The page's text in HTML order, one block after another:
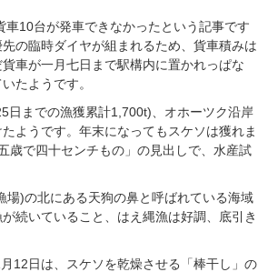
10台が発車できなかったという記事です
の臨時ダイヤが組まれるため、貨車積みは
車が一月七日まで駅構内に置かれっぱな
たようです。
日までの漁獲累計1,700t)、オホーツク沿岸
ようです。年末になってもスケソは獲れま
歳で四十センチもの」の見出しで、水産試
)の北にある天狗の鼻と呼ばれている海域
続いていること、はえ縄漁は好調、底引き
12日は、スケソを乾燥させる「棒干し」の